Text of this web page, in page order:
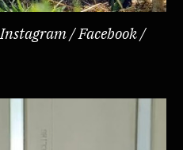
Instagram / Facebook /